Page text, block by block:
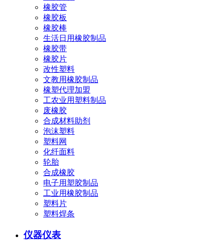
橡胶管
橡胶板
橡胶棒
生活日用橡胶制品
橡胶带
橡胶片
改性塑料
文教用橡胶制品
橡塑代理加盟
工农业用塑料制品
废橡胶
合成材料助剂
泡沫塑料
塑料网
化纤面料
轮胎
合成橡胶
电子用塑胶制品
工业用橡胶制品
塑料片
塑料焊条
仪器仪表